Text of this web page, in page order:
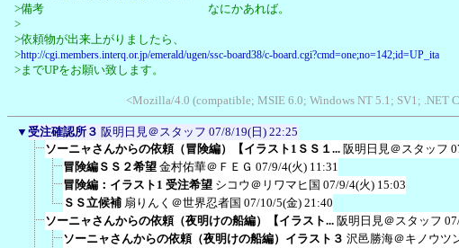
>備考 なにかあれば。
>
>依頼物が出来上がりましたら、
>http://cgi.members.interq.or.jp/emerald/ugen/ssc-board38/c-board.cgi?cmd=one;no=142;id=UP_ita
>までUPをお願い致します。
<Mozilla/4.0 (compatible; MSIE 6.0; Windows NT 5.1; SV1; .NET
▼ 受注確認所３ 阪明日見＠スタッフ 07/8/19(日) 22:25
ソーニャさんからの依頼（冒険編）【イラスト1ＳＳ１... 阪明日見＠スタッフ
冒険編ＳＳ２希望 金村佑華＠ＦＥＧ 07/9/4(火) 11:31
冒険編：イラスト1 受注希望 シコウ＠リワマヒ国 07/9/4(火) 15:03
ＳＳ立候補 扇りんく＠世界忍者国 07/10/5(金) 21:40
ソーニャさんからの依頼（夜明けの船編）【イラスト... 阪明日見＠スタッフ
ソーニャさんからの依頼（夜明けの船編）イラスト３ 沢邑勝海＠キノウツ